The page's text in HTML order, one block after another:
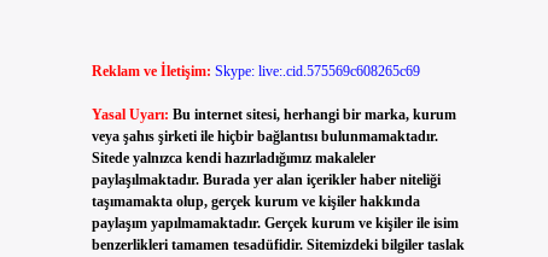
Reklam ve İletişim: Skype: live:.cid.575569c608265c69
Yasal Uyarı: Bu internet sitesi, herhangi bir marka, kurum
veya şahıs şirketi ile hiçbir bağlantısı bulunmamaktadır.
Sitede yalnızca kendi hazırladığımız makaleler
paylaşılmaktadır. Burada yer alan içerikler haber niteliği
taşımamakta olup, gerçek kurum ve kişiler hakkında
paylaşım yapılmamaktadır. Gerçek kurum ve kişiler ile isim
benzerlikleri tamamen tesadüfidir. Sitemizdeki bilgiler taslak